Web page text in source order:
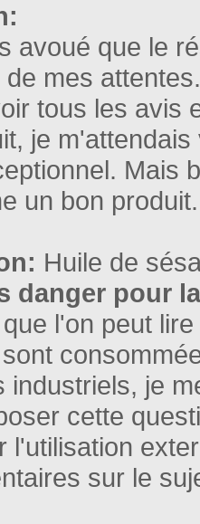
avoué que le
mes
tous les avis
je
Mais
un bon produit.
Huile de
danger pour
l'on peut
industriels, je
cette
l'utilisation
sur le